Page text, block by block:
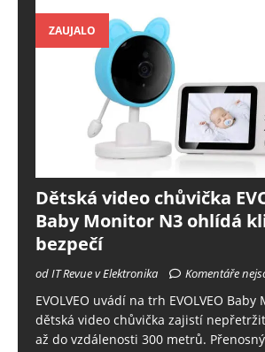
ZAUJALO
Dětská video chůvička
Baby Monitor N3 ohlídá
bezpečí
od IT Revue v Elektronika Komentáře
EVOLVEO uvádí na trh EVOLVEO
dětská video chůvička zajistí
až do vzdálenosti 300 metrů.